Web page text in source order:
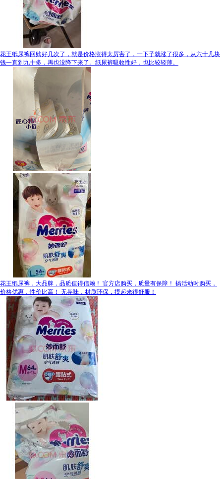
花王纸尿裤回购好几次了，就是价格涨得太厉害了，一下子就涨了很多，从六十几块
钱一直到九十多，再也没降下来了。纸尿裤吸收性好，也比较轻薄。
花王纸尿裤，大品牌，品质值得信赖！ 官方店购买，质量有保障！ 搞活动时购买，
价格优惠，性价比高！ 无异味，材质环保，摸起来很舒服！